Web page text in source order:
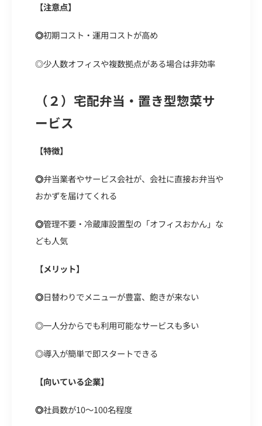
【注意点】
◎初期コスト・運用コストが高め
◎少人数オフィスや複数拠点がある場合は非効率
（２）宅配弁当・置き型惣菜サ
ービス
【特徴】
◎弁当業者やサービス会社が、会社に直接お弁当や
おかずを届けてくれる
◎管理不要・冷蔵庫設置型の「オフィスおかん」な
ども人気
【メリット】
◎日替わりでメニューが豊富、飽きが来ない
◎一人分からでも利用可能なサービスも多い
◎導入が簡単で即スタートできる
【向いている企業】
◎社員数が10〜100名程度